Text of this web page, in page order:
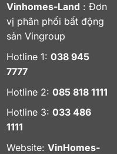
Vinhomes-Land : Đơn
vị phân phối bất động
sản Vingroup
Hotline 1: 038 945
7777
Hotline 2: 085 818 1111
Hotline 3: 033 486
1111
Website: VinHomes-